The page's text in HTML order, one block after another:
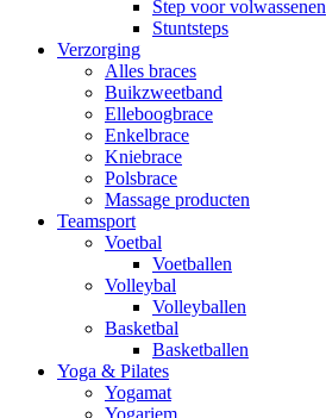
Step voor volwassenen
Stuntsteps
Verzorging
Alles braces
Buikzweetband
Elleboogbrace
Enkelbrace
Kniebrace
Polsbrace
Massage producten
Teamsport
Voetbal
Voetballen
Volleybal
Volleyballen
Basketbal
Basketballen
Yoga & Pilates
Yogamat
Yogariem